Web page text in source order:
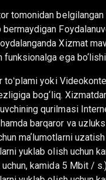
tomonidan
bermaydigan
Xizmat
funksionalga ega
toʻplami yoki
bog‘liq.
qurilmasi
barqaror va
maʼlumotlarni
yuklab olish uchun
kamida 5 Mbit /